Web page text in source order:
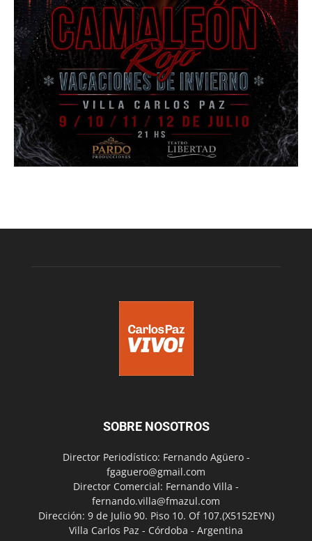
SOBRE NOSOTROS
Director Periodístico: Fernando Agüero -
fgaguero@gmail.com
Director Comercial: Fernando Villa -
fernando.villa@fmazul.com
Dirección: 9 de Julio 90. Piso 10. Of 107.(X5152EYN)
Villa Carlos Paz - Córdoba - Argentina